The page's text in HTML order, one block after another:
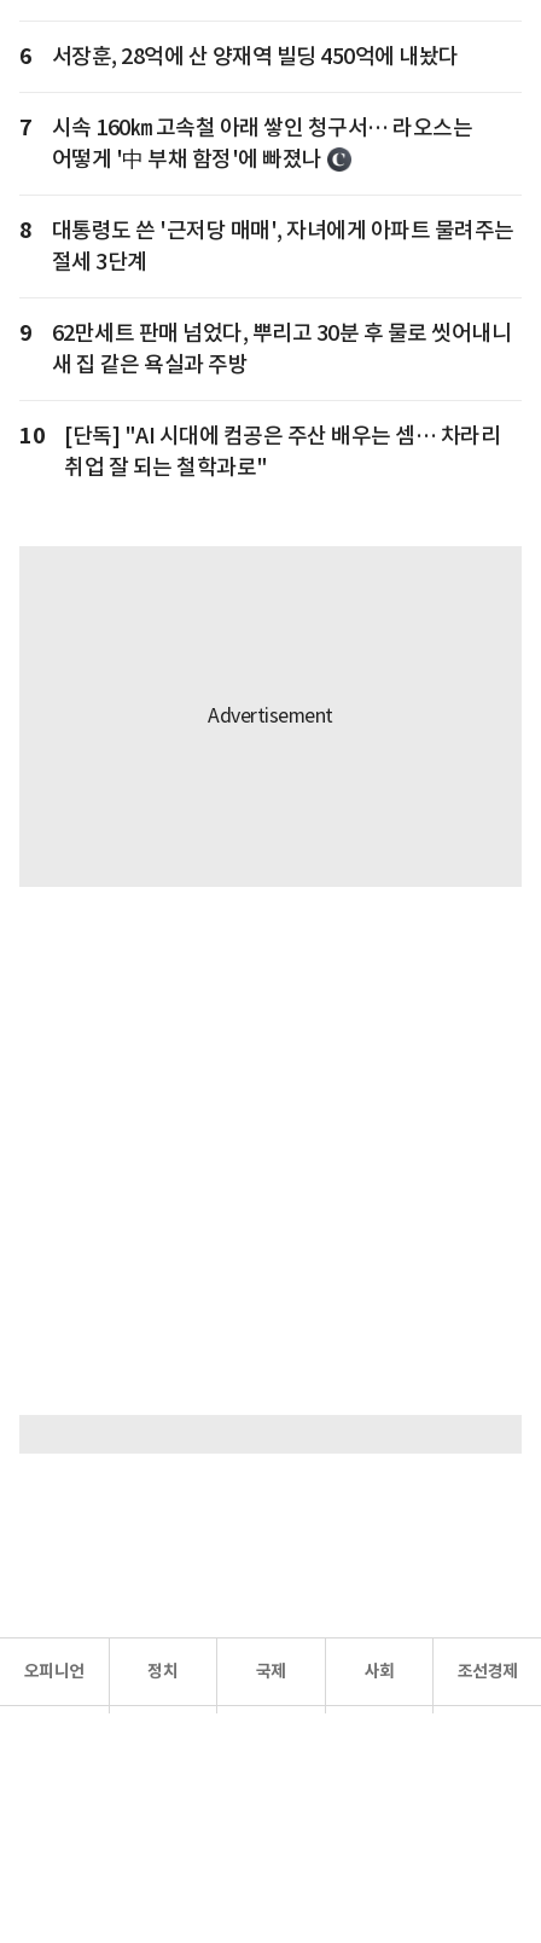
6 서장훈, 28억에 산 양재역 빌딩 450억에 내놨다
7
시속 160㎞ 고속철 아래 쌓인 청구서… 라오스는
어떻게 '中 부채 함정'에 빠졌나
8
대통령도 쓴 '근저당 매매', 자녀에게 아파트 물려주는
절세 3단계
9
62만세트 판매 넘었다, 뿌리고 30분 후 물로 씻어내니
새 집 같은 욕실과 주방
10
[단독] "AI 시대에 컴공은 주산 배우는 셈… 차라리
취업 잘 되는 철학과로"
오피니언 정치 국제 사회 조선경제